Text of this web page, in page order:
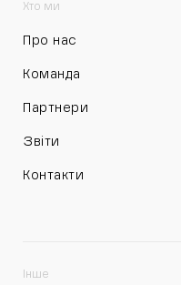
Хто ми
Про нас
Команда
Партнери
Звіти
Контакти
Інше